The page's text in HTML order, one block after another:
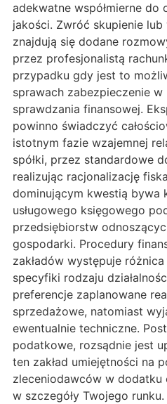
adekwatne współmierne do
jakości. Zwróć skupienie lub
znajdują się dodane
przez profesjonalistą
przypadku gdy jest to
sprawach zabezpieczenie
sprawdzania finansowej.
powinno świadczyć
istotnym fazie wzajemnej
spółki, przez standardowe
realizując racjonalizację
dominującym kwestią bywa
usługowego księgowego
przedsiębiorstw
gospodarki. Procedury
zakładów występuje
specyfiki rodzaju
preferencje zaplanowane
sprzedażowe, natomiast
ewentualnie techniczne.
podatkowe, rozsądnie jest
ten zakład umiejętności na
zleceniodawców w dodatku
w szczegóły Twojego